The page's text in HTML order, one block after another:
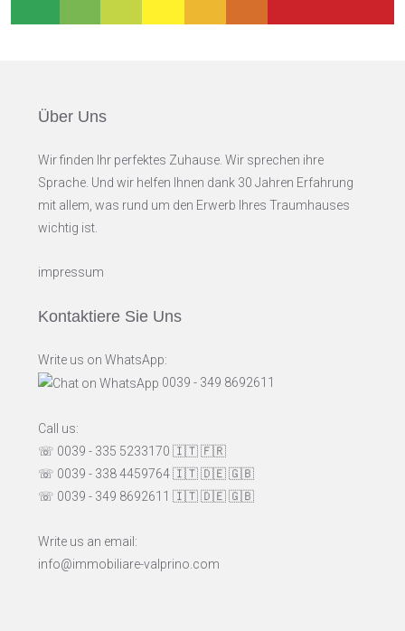
Über Uns
Wir finden Ihr perfektes Zuhause. Wir sprechen ihre
Sprache. Und wir helfen Ihnen dank 30 Jahren Erfahrung
mit allem, was rund um den Erwerb Ihres Traumhauses
wichtig ist.
impressum
Kontaktiere Sie Uns
Write us on WhatsApp:
0039 - 349 8692611
Call us:
☏ 0039 - 335 5233170 🇮🇹🇫🇷
☏ 0039 - 338 4459764🇮🇹🇩🇪🇬🇧
☏ 0039 - 349 8692611 🇮🇹🇩🇪🇬🇧
Write us an email:
info@immobiliare-valprino.com